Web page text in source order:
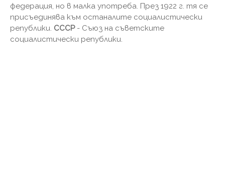
федерация, но в малка употреба. През 1922 г. тя се
присъединява към останалите социалистически
републики. СССР- Съюз на съветските
социалистически републики.